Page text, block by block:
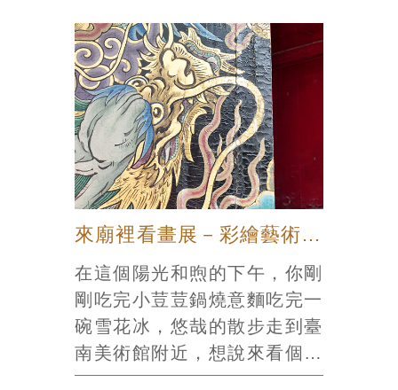
一處幾乎沒有留白的，都被填
滿了華麗的工藝。你可以拉遠
看、靠近看、低頭看、抬頭
看，每間廟宇都有百個以上的
圖樣造型值得慢慢欣賞，看累
了可以在廟兩旁的板條凳上休
憩一下。欣賞完廟宇之美後也
建議到附近的景點與小店去走
再前往另一座鄰近的美廟，讓
一場臺南式的廟宇小旅行更加
圓滿。 但是很抱歉，實在沒
有辦法只用一篇文章介紹臺南
來廟裡看畫展－彩繪藝術之旅
在這個陽光和煦的下午，你剛
剛吃完小荳荳鍋燒意麵吃完一
碗雪花冰，悠哉的散步走到臺
南美術館附近，想說來看個畫
展當一個午後的文藝青年，你